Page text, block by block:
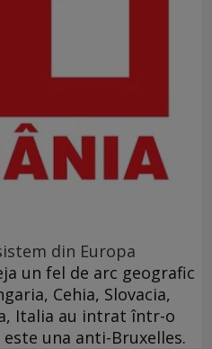
din Europa
un fel de arc geografic
Cehia, Slovacia,
Italia au intrat într-o
una anti-Bruxelles.